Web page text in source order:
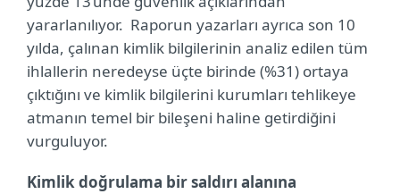
yararlanılıyor. Raporun yazarları ayrıca son 10
yılda, çalınan kimlik bilgilerinin analiz edilen tüm
ihlallerin neredeyse üçte birinde (%31) ortaya
çıktığını ve kimlik bilgilerini kurumları tehlikeye
atmanın temel bir bileşeni haline getirdiğini
vurguluyor.
Kimlik doğrulama bir saldırı alanına